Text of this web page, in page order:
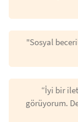
"Sosyal
“İyi bir
görüyorum.